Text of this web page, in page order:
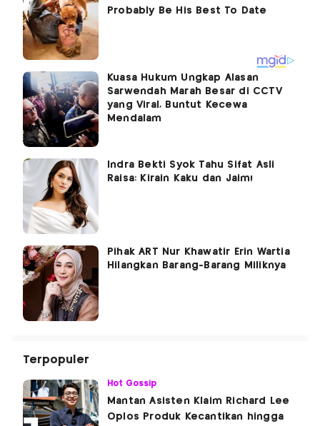
Kuasa Hukum Ungkap Alasan
Sarwendah Marah Besar di CCTV
yang Viral, Buntut Kecewa
Mendalam
Indra Bekti Syok Tahu Sifat Asli
Raisa: Kirain Kaku dan Jaim!
Pihak ART Nur Khawatir Erin Wartia
Hilangkan Barang-Barang Miliknya
Terpopuler
Hot Gossip
Mantan Asisten Klaim Richard Lee
Oplos Produk Kecantikan hingga